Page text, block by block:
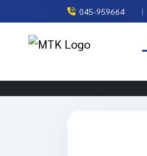
045-959664 |